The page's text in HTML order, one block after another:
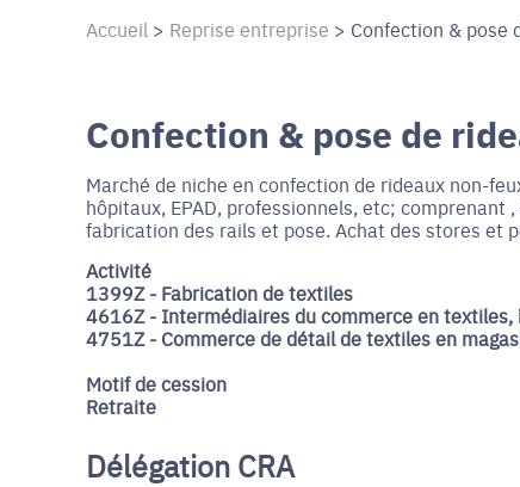
Accueil > Reprise entreprise > Confection & pose
Confection & pose de
Marché de niche en confection de rideaux non-
hôpitaux, EPAD, professionnels, etc;
fabrication des rails et pose. Achat des stores et
Activité
1399Z - Fabrication de textiles
4616Z - Intermédiaires du commerce en
4751Z - Commerce de détail de textiles en
Motif de cession
Retraite
Délégation CRA